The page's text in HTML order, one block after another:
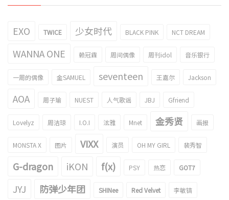
EXO TWICE 少女时代 BLACK PINK NCT DREAM
WANNA ONE 赖冠霖 周间偶像 周刊idol 音乐银行
一周的偶像 金SAMUEL seventeen 王嘉尔 Jackson
AOA 周子瑜 NUEST 人气歌谣 JBJ Gfriend
Lovelyz 周洁琼 I.O.I 泫雅 Mnet 金秀贤 画报
MONSTA X 图片 VIXX 演员 OH MY GIRL 裴秀智
G-dragon iKON f(x) PSY 热恋 GOT7
JYJ 防弹少年团 SHINee Red Velvet 李敏镐